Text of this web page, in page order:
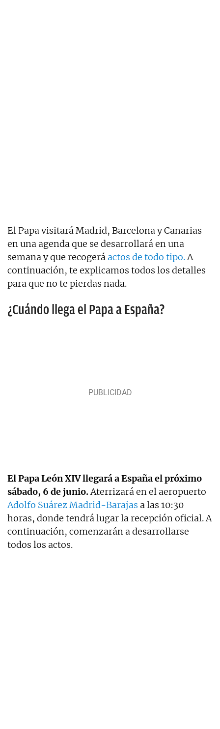
El Papa visitará Madrid, Barcelona y Canarias
en una agenda que se desarrollará en una
semana y que recogerá actos de todo tipo.A
continuación, te explicamos todos los detalles
para que no te pierdas nada.
¿Cuándo llega el Papa a España?
El Papa León XIV llegará a España el próximo
sábado, 6 de junio.Aterrizará en el aeropuerto
Adolfo Suárez Madrid-Barajas a las 10:30
horas, donde tendrá lugar la recepción oficial. A
continuación, comenzarán a desarrollarse
todos los actos.